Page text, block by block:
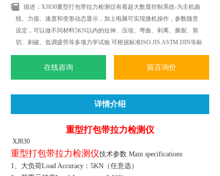
描述：XJ830重型打包带拉力检测仪有着超大数显控制系统-为主机曲
线、力值、速度和变形动态显示，加上电脑可实现微机操作，参数随意
设定，可以做不同材料5KN以内的拉伸、压缩、弯曲、剥离、撕裂、剪
切、刺破、低调疲劳等多项力学试验.可根据标准ISO.JIS.ASTM.DIN等标
准和国外标准进行试验和提供数据.
在线咨询 留言询价
详情介绍
重型打包带拉力检测仪
XJ830
重型打包带拉力检测仪技术参数 Main specifications
1、大负荷Load Accuracy：5KN（任意选）